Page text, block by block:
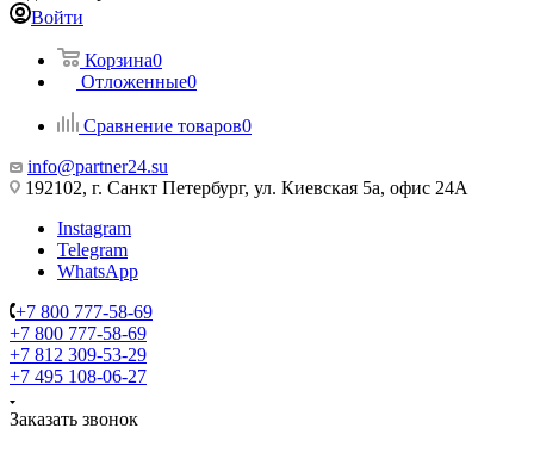
Войти
Корзина0
Отложенные0
Сравнение товаров0
info@partner24.su
192102, г. Санкт Петербург, ул. Киевская 5а, офис 24А
Instagram
Telegram
WhatsApp
+7 800 777-58-69
+7 800 777-58-69
+7 812 309-53-29
+7 495 108-06-27
Заказать звонок